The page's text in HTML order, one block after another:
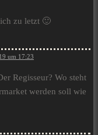
zu letzt 🙂
um 17:23
Regisseur? Wo steht
werden soll wie